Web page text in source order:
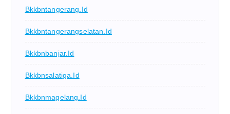
Bkkbntangerang.id
Bkkbntangerangselatan.id
Bkkbnbanjar.id
Bkkbnsalatiga.id
Bkkbnmagelang.id